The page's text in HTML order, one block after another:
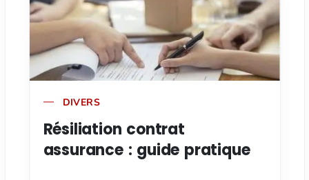
DIVERS
Résiliation contrat
assurance : guide pratique